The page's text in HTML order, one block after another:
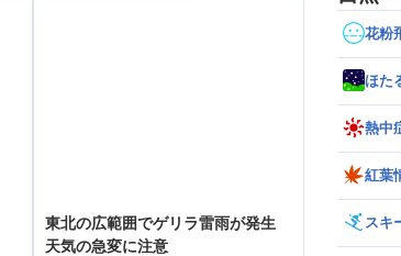
東北の広範囲でゲリラ雷雨が発生
天気の急変に注意
花粉
ほた
熱中
紅葉
スキ